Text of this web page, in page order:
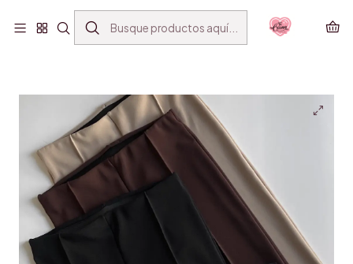
ENVÍO GRATIS SANTIAGO(*) POR COMPRAS SOBRE$39.990
PANTALONES FLARE PANTS FLARE COUST